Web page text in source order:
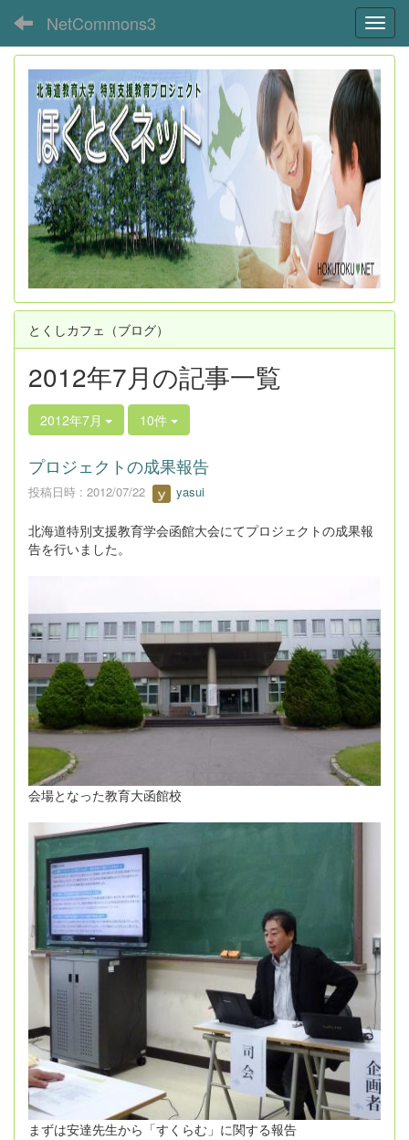
NetCommons3
とくしカフェ（ブログ）
2012年7月の記事一覧
2012年7月 10件
プロジェクトの成果報告
投稿日時 : 2012/07/22 yasui
北海道特別支援教育学会函館大会にてプロジェクトの成果報
告を行いました。
会場となった教育大函館校
まずは安達先生から「すくらむ」に関する報告